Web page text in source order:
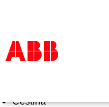
Products & Solutions
Čeština